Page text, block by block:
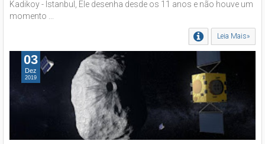
Kadikoy - Istanbul, Ele desenha desde os 11 anos e não houve um
momento ...
Leia Mais»
03
Dez
2019